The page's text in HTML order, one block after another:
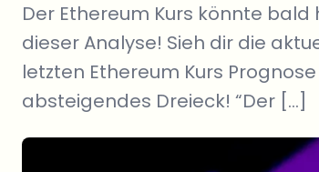
Der Ethereum Kurs könnte
dieser Analyse! Sieh dir die
letzten Ethereum Kurs
absteigendes Dreieck! “Der […]